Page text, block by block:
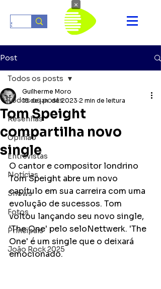
Post
Todos os posts
Resenhas
Opinião
Entrevistas
Notícias
Shows
Fotos
Principais
João Rock 2025
Todos os posts
Tom Speight
compartilha novo
single
Guilherme Moro
18 de jan. de 2023 2 min de leitura
O cantor e compositor londrino
Tom Speight abre um novo
capítulo em sua carreira com uma
evolução de sucessos. Tom
voltou lançando seu novo single,
'The One' pelo seloNettwerk. 'The
One' é um single que o deixará
emocionado.
×